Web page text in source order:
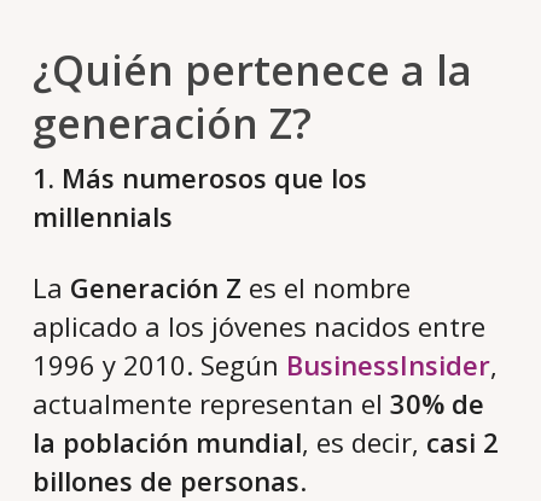
¿Quién pertenece a la
generación Z?
1. Más numerosos que los
millennials
La Generación Z es el nombre
aplicado a los jóvenes nacidos entre
1996 y 2010. Según BusinessInsider,
actualmente representan el 30% de
la población mundial, es decir, casi 2
billones de personas.